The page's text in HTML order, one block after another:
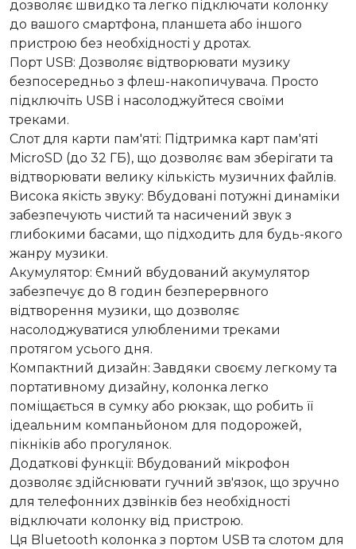
дозволяє швидко та легко підключати колонку
до вашого смартфона, планшета або іншого
пристрою без необхідності у дротах.
Порт USB: Дозволяє відтворювати музику
безпосередньо з флеш-накопичувача. Просто
підключіть USB і насолоджуйтеся своїми
треками.
Слот для карти пам'яті: Підтримка карт пам'яті
MicroSD (до 32 ГБ), що дозволяє вам зберігати та
відтворювати велику кількість музичних файлів.
Висока якість звуку: Вбудовані потужні динаміки
забезпечують чистий та насичений звук з
глибокими басами, що підходить для будь-якого
жанру музики.
Акумулятор: Ємний вбудований акумулятор
забезпечує до 8 годин безперервного
відтворення музики, що дозволяє
насолоджуватися улюбленими треками
протягом усього дня.
Компактний дизайн: Завдяки своєму легкому та
портативному дизайну, колонка легко
поміщається в сумку або рюкзак, що робить її
ідеальним компаньйоном для подорожей,
пікніків або прогулянок.
Додаткові функції: Вбудований мікрофон
дозволяє здійснювати гучний зв'язок, що зручно
для телефонних дзвінків без необхідності
відключати колонку від пристрою.
Ця Bluetooth колонка з портом USB та слотом для